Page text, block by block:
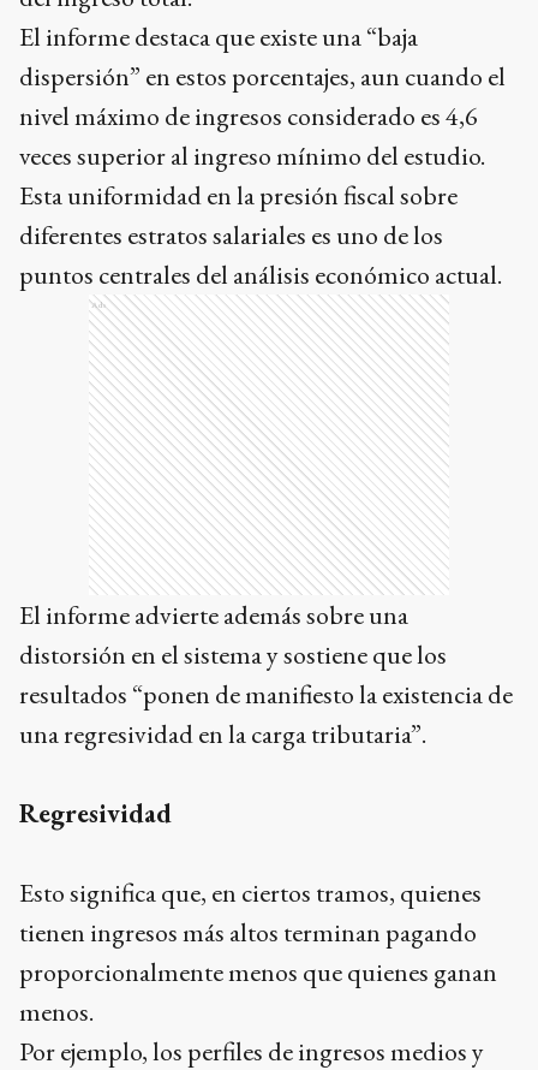
El informe destaca que existe una “baja
dispersión” en estos porcentajes, aun cuando el
nivel máximo de ingresos considerado es 4,6
veces superior al ingreso mínimo del estudio.
Esta uniformidad en la presión fiscal sobre
diferentes estratos salariales es uno de los
puntos centrales del análisis económico actual.
Ads
El informe advierte además sobre una
distorsión en el sistema y sostiene que los
resultados “ponen de manifiesto la existencia de
una regresividad en la carga tributaria”.
Regresividad
Esto significa que, en ciertos tramos, quienes
tienen ingresos más altos terminan pagando
proporcionalmente menos que quienes ganan
menos.
Por ejemplo, los perfiles de ingresos medios y